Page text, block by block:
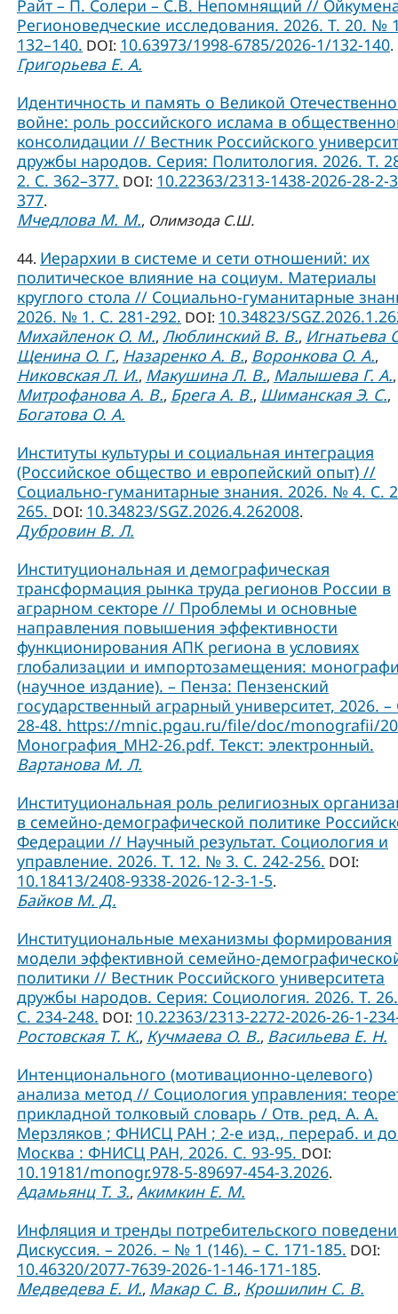
Райт – П. Солери – С.В. Непомнящий //
Регионоведческие исследования. 2026. Т. 20. №
132–140. DOI: 10.63973/1998-6785/2026-1/132-140.
Григорьева Е. А.
Идентичность и память о Великой
войне: роль российского ислама в
консолидации // Вестник Российского
дружбы народов. Серия: Политология. 2026. Т.
2. С. 362–377. DOI: 10.22363/2313-1438-2026-28-2-
377.
Мчедлова М. М., Олимзода С.Ш.
44. Иерархии в системе и сети отношений: их
политическое влияние на социум. Материалы
круглого стола // Социально-гуманитарные
2026. № 1. С. 281-292. DOI: 10.34823/
Михайленок О. М., Люблинский В. В., Игнатьева
Щенина О. Г., Назаренко А. В., Воронкова О. А.,
Никовская Л. И., Макушина Л. В., Малышева Г. А.,
Митрофанова А. В., Брега А. В., Шиманская Э. С.,
Богатова О. А.
Институты культуры и социальная интеграция
(Российское общество и европейский опыт) //
Социально-гуманитарные знания. 2026. № 4. С.
265. DOI: 10.34823/SGZ.2026.4.262008.
Дубровин В. Л.
Институциональная и демографическая
трансформация рынка труда регионов России в
аграрном секторе // Проблемы и основные
направления повышения эффективности
функционирования АПК региона в условиях
глобализации и импортозамещения:
(научное издание). – Пенза: Пензенский
государственный аграрный университет, 2026. –
28-48. https://mnic.pgau.ru/file/doc/monografii/
Монография_МН2-26.pdf. Текст: электронный.
Вартанова М. Л.
Институциональная роль религиозных
в семейно-демографической политике
Федерации // Научный результат. Социология и
управление. 2026. Т. 12. № 3. С. 242-256. DOI:
10.18413/2408-9338-2026-12-3-1-5.
Байков М. Д.
Институциональные механизмы формирования
модели эффективной семейно-
политики // Вестник Российского университета
дружбы народов. Серия: Социология. 2026. Т.
C. 234-248. DOI: 10.22363/2313-2272-2026-26-1-
Ростовская Т. К., Кучмаева О. В., Васильева Е. Н.
Интенционального (мотивационно-целевого)
анализа метод // Социология управления:
прикладной толковый словарь / Отв. ред. А. А.
Мерзляков ; ФНИСЦ РАН ; 2-е изд., перераб. и
Москва : ФНИСЦ РАН, 2026. С. 93-95. DOI:
10.19181/monogr.978-5-89697-454-3.2026.
Адамьянц Т. З., Акимкин Е. М.
Инфляция и тренды потребительского
Дискуссия. – 2026. – № 1 (146). – С. 171-185. DOI:
10.46320/2077-7639-2026-1-146-171-185.
Медведева Е. И., Макар С. В., Крошилин С. В.